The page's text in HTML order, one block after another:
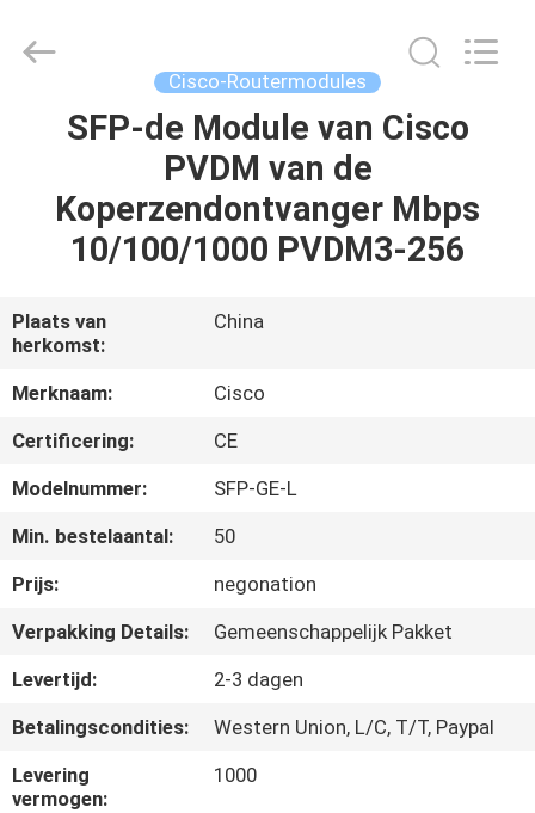
HUIS
PRODUCTEN
OVER
ONS
FABRIEKSTOCHT
KWALITEITSCONTROLE
NEEM
CONTACT
ONS
OP
Ltd..
Cisco-Routermodules
SFP-de Module van Cisco
PVDM van de
Koperzendontvanger Mbps
10/100/1000 PVDM3-256
Plaats van
herkomst:
China
Merknaam:
Cisco
Certificering:
CE
Modelnummer:
SFP-GE-L
Min. bestelaantal:
50
Prijs:
negonation
Verpakking Details:
Gemeenschappelijk Pakket
Levertijd:
2-3 dagen
Betalingscondities:
Western Union, L/C, T/T, Paypal
Levering
vermogen:
1000